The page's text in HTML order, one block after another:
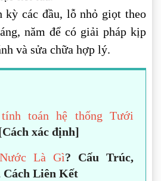
kỳ các đầu, lỗ nhỏ giọt theo
năm để có giải pháp kịp
và sửa chữa hợp lý.
toán hệ thống Tưới
xác định]
Là Gì? Cấu Trúc,
Cách Liên Kết